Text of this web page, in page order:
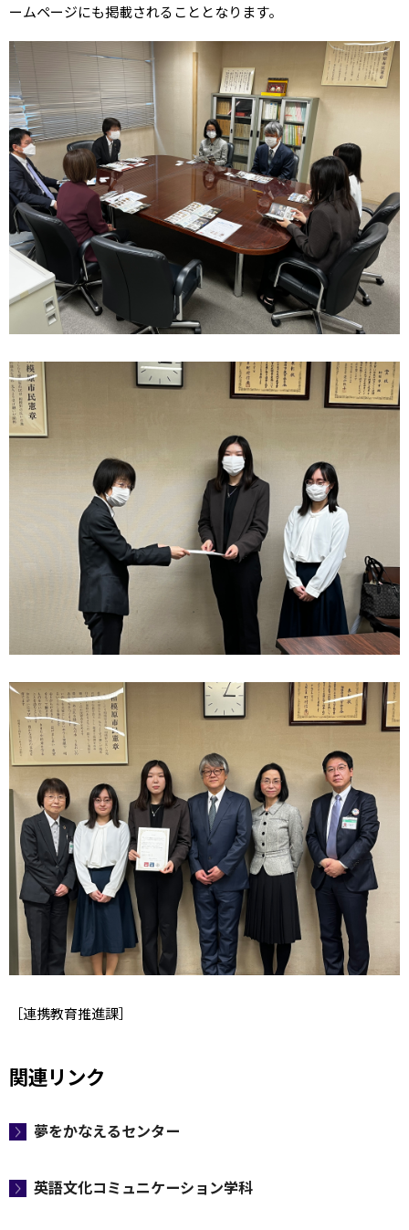
ームページにも掲載されることとなります。
［連携教育推進課］
関連リンク
夢をかなえるセンター
英語文化コミュニケーション学科